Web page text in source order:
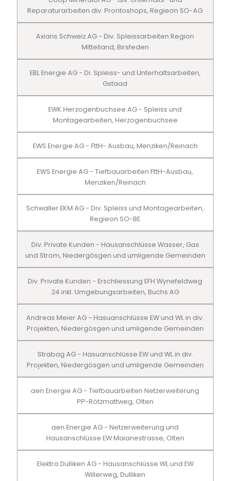
Reparaturarbeiten div. Prontoshops, Regieon SO-AG
Axians Schweiz AG - Div. Spleissarbeiten Region
Mittelland, Birsfeden
EBL Energie AG - Di. Spleiss- und Unterhaltsarbeiten,
Gstaad
EWK Herzogenbuchsee AG - Spleiss und
Montagearbeiten, Herzogenbuchsee
EWS Energie AG - FttH- Ausbau, Menziken/Reinach
EWS Energie AG - Tiefbauarbeiten FttH-Ausbau,
Menziken/Reinach
Schwaller EKM AG - Div. Spleiss und Montagearbeiten,
Regieon SO-BE
Div. Private Kunden - Hausanschlüsse Wasser, Gas
und Strom, Niedergösgen und umligende Gemeinden
Div. Private Kunden - Erschliessung EFH Wynefeldweg
24 inkl. Umgebungsarbeiten, Buchs AG
Andreas Meier AG - Hasuanschlüsse EW und WL in div.
Projekten, Niedergösgen und umligende Gemeinden
Strabag AG - Hasuanschlüsse EW und WL in div.
Projekten, Niedergösgen und umligende Gemeinden
aen Energie AG - Tiefbauarbeiten Netzerweiterung
PP-Rötzmattweg, Olten
aen Energie AG - Netzerweiterung und
Hausanschlüsse EW Maianestrasse, Olten
Elektra Dulliken AG - Hausanschlüsse WL und EW
Willerweg, Dulliken